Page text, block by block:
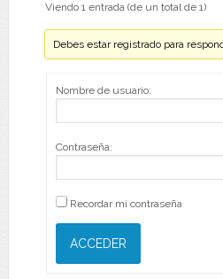
Viendo 1 entrada (de un total de 1)
Debes estar registrado para
Nombre de usuario:
Contraseña:
Recordar mi contraseña
ACCEDER